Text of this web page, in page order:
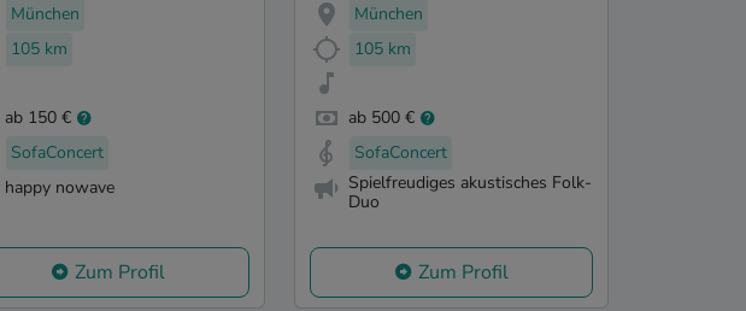
München
105 km
ab 150 €
SofaConcert
happy nowave
Zum Profil
München
105 km
ab 500 €
SofaConcert
Spielfreudiges akustisches Folk-
Duo
Zum Profil